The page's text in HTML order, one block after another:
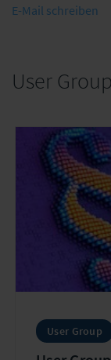
E-Mail schreiben
User
User Group